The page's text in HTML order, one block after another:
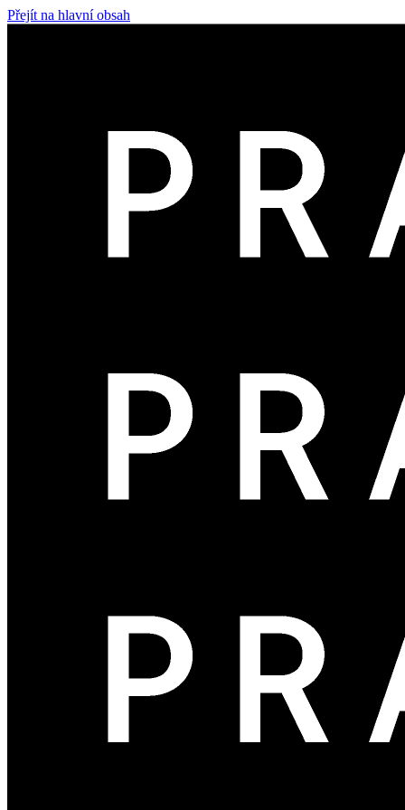
Přejít na hlavní obsah